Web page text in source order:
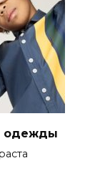
одежды